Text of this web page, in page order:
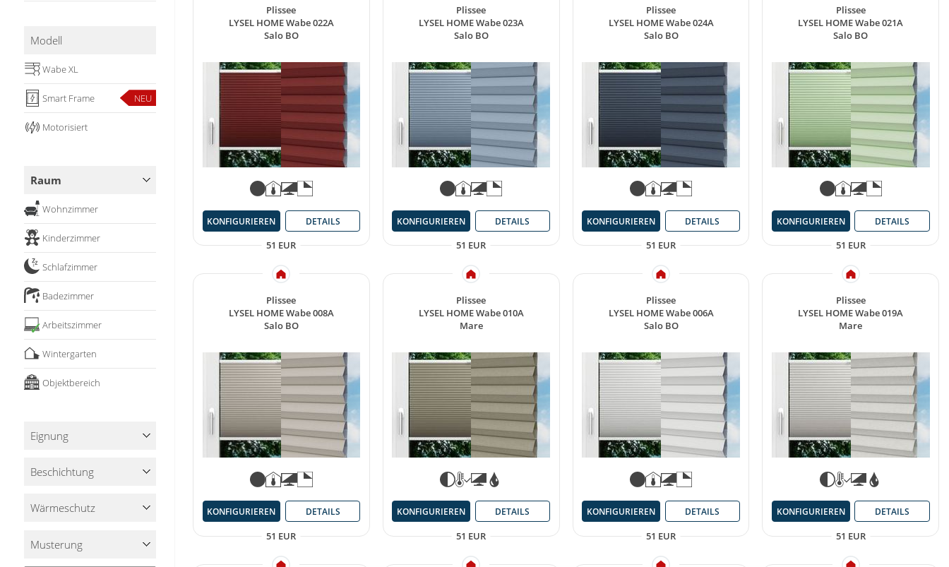
Modell
Wabe XL
Smart Frame NEU
Motorisiert
Raum
Wohnzimmer
Kinderzimmer
Schlafzimmer
Badezimmer
✓Arbeitszimmer
Wintergarten
Objektbereich
Eignung
Beschichtung
Wärmeschutz
Musterung
Plissee
LYSEL HOME Wabe 022A
Salo BO
51 EUR
KONFIGURIEREN DETAILS
Plissee
LYSEL HOME Wabe 023A
Salo BO
51 EUR
KONFIGURIEREN DETAILS
Plissee
LYSEL HOME Wabe 024A
Salo BO
51 EUR
KONFIGURIEREN DETAILS
Plissee
LYSEL HOME Wabe 021A
Salo BO
51 EUR
KONFIGURIEREN DETAILS
Plissee
LYSEL HOME Wabe 008A
Salo BO
51 EUR
KONFIGURIEREN DETAILS
Plissee
LYSEL HOME Wabe 010A
Mare
51 EUR
KONFIGURIEREN DETAILS
Plissee
LYSEL HOME Wabe 006A
Salo BO
51 EUR
KONFIGURIEREN DETAILS
Plissee
LYSEL HOME Wabe 019A
Mare
51 EUR
KONFIGURIEREN DETAILS